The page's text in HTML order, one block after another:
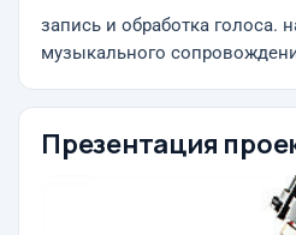
запись и обработка голоса.
музыкального
Презентация